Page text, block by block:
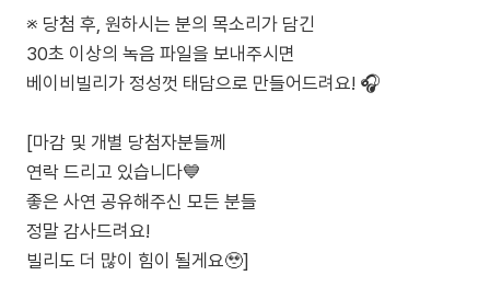
※ 당첨 후, 원하시는 분의 목소리가 담긴
30초 이상의 녹음 파일을 보내주시면
베이비빌리가 정성껏 태담으로 만들어드려요! 🎧
[마감 및 개별 당첨자분들께
연락 드리고 있습니다💙
좋은 사연 공유해주신 모든 분들
정말 감사드려요!
빌리도 더 많이 힘이 될게요🥹]